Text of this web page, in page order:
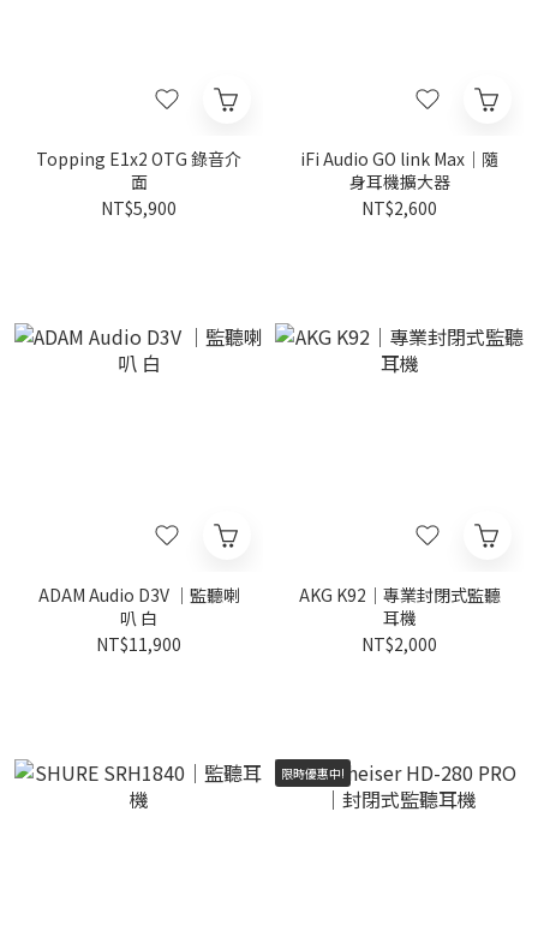
Topping E1x2 OTG 錄音介
面
NT$5,900
iFi Audio GO link Max｜隨
身耳機擴大器
NT$2,600
ADAM Audio D3V ｜監聽喇
叭 白
NT$11,900
AKG K92｜專業封閉式監聽
耳機
NT$2,000
限時優惠中!